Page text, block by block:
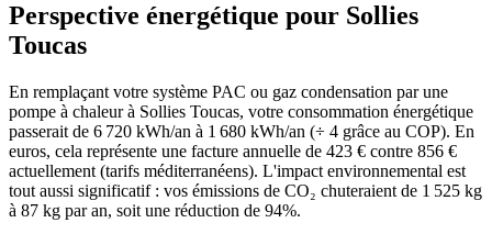
Perspective énergétique pour Sollies
Toucas
En remplaçant votre système PAC ou gaz condensation par une
pompe à chaleur à Sollies Toucas, votre consommation énergétique
passerait de 6 720 kWh/an à 1 680 kWh/an (÷ 4 grâce au COP). En
euros, cela représente une facture annuelle de 423 € contre 856 €
actuellement (tarifs méditerranéens). L'impact environnemental est
tout aussi significatif : vos émissions de CO₂ chuteraient de 1 525 kg
à 87 kg par an, soit une réduction de 94%.